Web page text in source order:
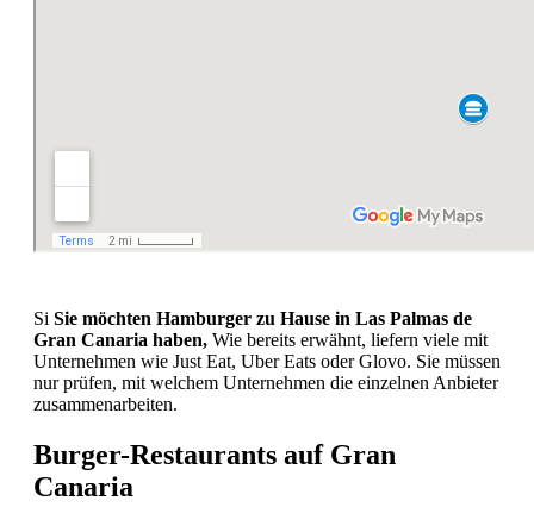
Si Sie möchten Hamburger zu Hause in Las Palmas de
Gran Canaria haben, Wie bereits erwähnt, liefern viele mit
Unternehmen wie Just Eat, Uber Eats oder Glovo. Sie müssen
nur prüfen, mit welchem Unternehmen die einzelnen Anbieter
zusammenarbeiten.
Burger-Restaurants auf Gran
Canaria